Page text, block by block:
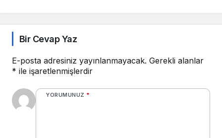
Bir Cevap Yaz
E-posta adresiniz yayınlanmayacak. Gerekli alanlar
* ile işaretlenmişlerdir
YORUMUNUZ *